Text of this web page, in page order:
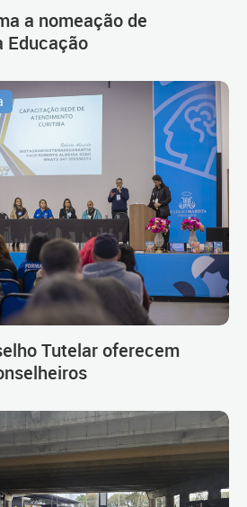
a nomeação de
Educação
Tutelar oferecem